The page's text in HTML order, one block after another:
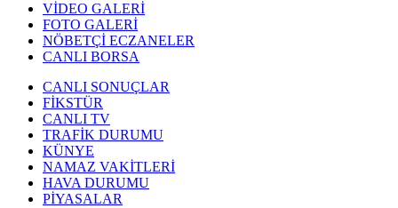
VİDEO GALERİ
FOTO GALERİ
NÖBETÇİ ECZANELER
CANLI BORSA
CANLI SONUÇLAR
FİKSTÜR
CANLI TV
TRAFİK DURUMU
KÜNYE
NAMAZ VAKİTLERİ
HAVA DURUMU
PİYASALAR